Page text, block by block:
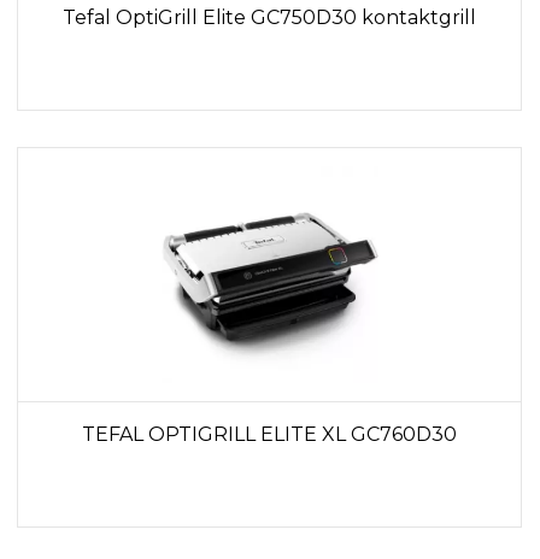
Tefal OptiGrill Elite GC750D30 kontaktgrill
TEFAL OPTIGRILL ELITE XL GC760D30